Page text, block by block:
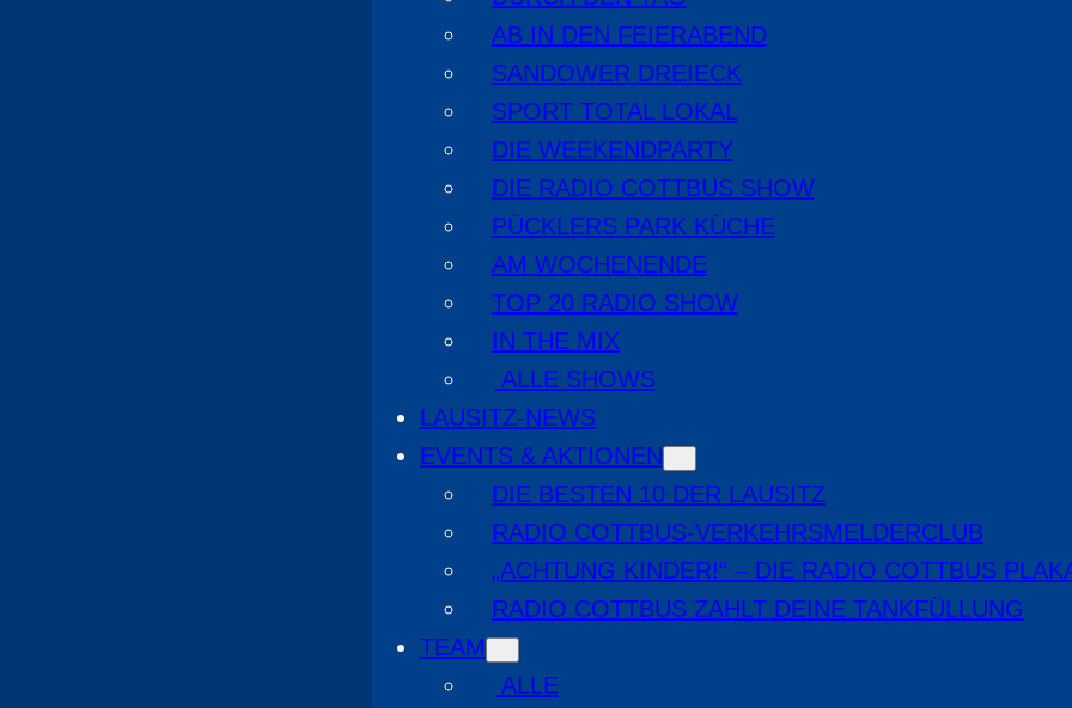
AB IN DEN FEIERABEND
SANDOWER DREIECK
SPORT TOTAL LOKAL
DIE WEEKENDPARTY
DIE RADIO COTTBUS SHOW
PÜCKLERS PARK KÜCHE
AM WOCHENENDE
TOP 20 RADIO SHOW
IN THE MIX
ALLE SHOWS
LAUSITZ-NEWS
EVENTS & AKTIONEN
DIE BESTEN 10 DER LAUSITZ
RADIO COTTBUS-VERKEHRSMELDERCLUB
„ACHTUNG KINDER!“ – DIE RADIO COTTBUS
RADIO COTTBUS ZAHLT DEINE TANKFÜLLUNG
TEAM
ALLE